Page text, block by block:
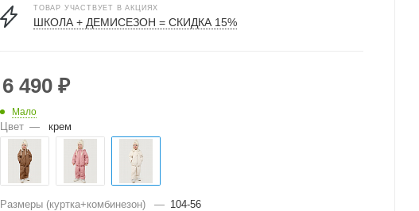
ТОВАР УЧАСТВУЕТ В АКЦИЯХ
ШКОЛА + ДЕМИСЕЗОН = СКИДКА 15%
6 490 ₽
Мало
Цвет — крем
Размеры (куртка+комбинезон) — 104-56